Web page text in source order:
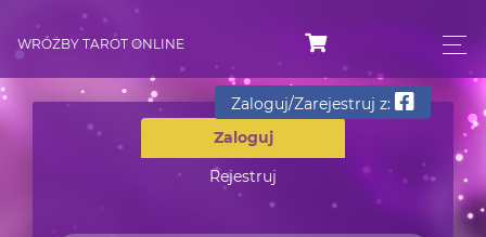
WRÓŻBY TAROT ONLINE
Zaloguj
Rejestruj
Zaloguj/Zarejestruj z: